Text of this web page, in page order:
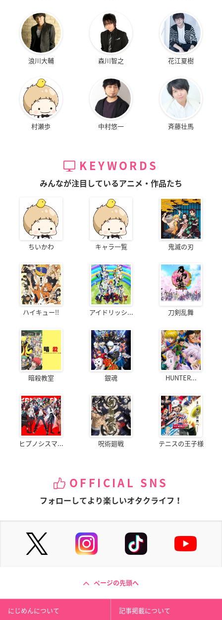
浪川大輔 森川智之 花江夏樹
村瀬歩 中村悠一 斉藤壮馬
KEYWORDS
みんなが注目しているアニメ・作品たち
ちいかわ キャラ一覧 鬼滅の刃
ハイキュー!! アイドリッシ... 刀剣乱舞
暗殺教室 銀魂 HUNTER...
ヒプノシスマ... 呪術廻戦 テニスの王子様
OFFICIAL SNS
フォローしてより楽しいオタクライフ！
ページの先頭へ
にじめんについて 記事掲載について